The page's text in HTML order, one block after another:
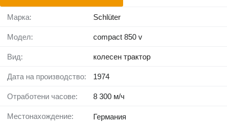
Марка: Schlüter
Модел: compact 850 v
Вид: колесен трактор
Дата на производство: 1974
Отработени часове: 8 300 м/ч
Местонахождение:
Германия